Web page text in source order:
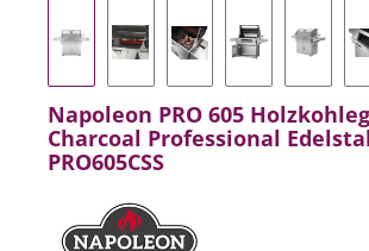
Napoleon PRO 605
Charcoal Professional
PRO605CSS